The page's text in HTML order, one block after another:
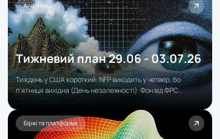
закриття понеділка: якщо воно буде бичим, ринок може
піти у новий агресивний ріст.
Аналітика
Тижневий план 29.06 - 03.07.26
Тиждень у США короткий: NFP виходить у четвер, бо
п’ятниця вихідна (День незалежності). Фон від ФРС
ястребиний — ставка лишилась 3.50–3.75%, але прогноз
підняли до 3.8% на кінець 2026, і ринок закладає ~77%
ймовірності підвищення до грудня.
Біржі та платформи